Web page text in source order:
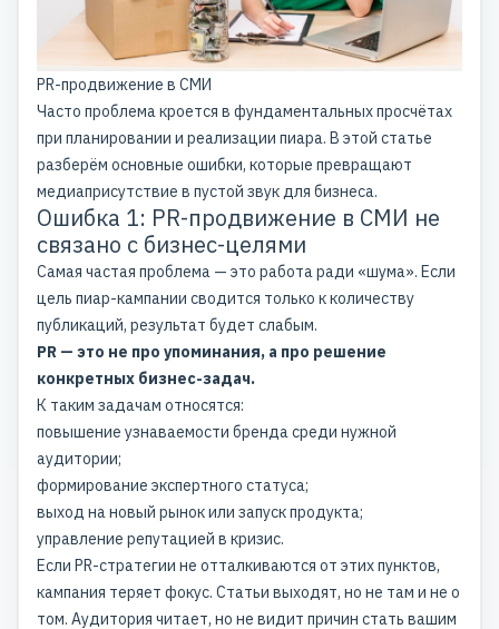
PR-продвижение в СМИ
Часто проблема кроется в фундаментальных просчётах
при планировании и реализации пиара. В этой статье
разберём основные ошибки, которые превращают
медиаприсутствие в пустой звук для бизнеса.
Ошибка 1: PR-продвижение в СМИ не
связано с бизнес-целями
Самая частая проблема — это работа ради «шума». Если
цель пиар-кампании сводится только к количеству
публикаций, результат будет слабым.
PR — это не про упоминания, а про решение
конкретных бизнес-задач.
К таким задачам относятся:
повышение узнаваемости брендасреди нужной
аудитории;
формирование экспертного статуса;
выход на новый рынок или запуск продукта;
управление репутацией в кризис.
Если PR-стратегии не отталкиваются от этих пунктов,
кампания теряет фокус. Статьи выходят, но не там и не о
том. Аудитория читает, но не видит причин стать вашим